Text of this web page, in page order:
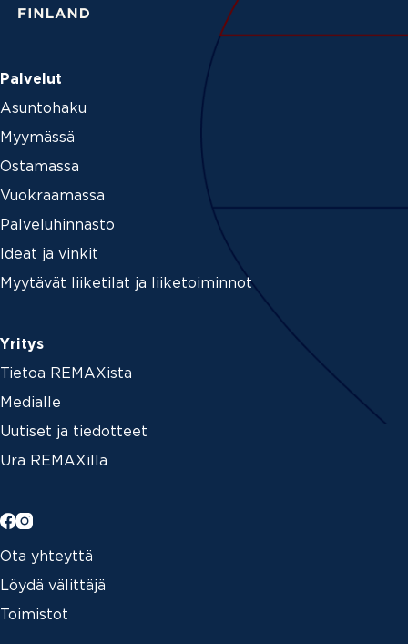
Palvelut
Asuntohaku
Myymässä
Ostamassa
Vuokraamassa
Palveluhinnasto
Ideat ja vinkit
Myytävät liiketilat ja liiketoiminnot
Yritys
Tietoa REMAXista
Medialle
Uutiset ja tiedotteet
Ura REMAXilla
Ota yhteyttä
Löydä välittäjä
Toimistot